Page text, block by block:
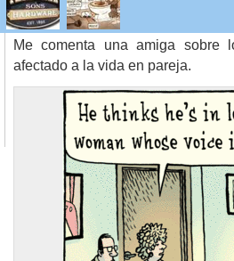
Me comenta una amiga sobre
afectado a la vida en pareja.